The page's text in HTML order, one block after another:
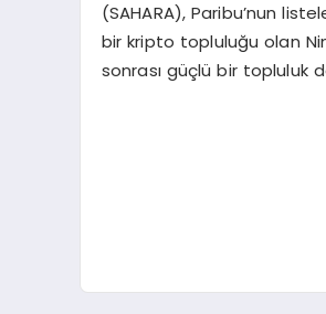
(SAHARA), Paribu’nun
bir kripto topluluğu olan
sonrası güçlü bir topluluk